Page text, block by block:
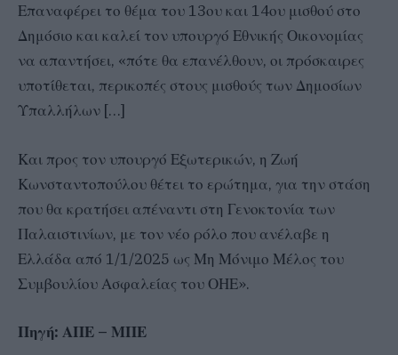
Επαναφέρει το θέμα του 13ου και 14ου μισθού στο
Δημόσιο και καλεί τον υπουργό Εθνικής Οικονομίας
να απαντήσει, «πότε θα επανέλθουν, οι πρόσκαιρες
υποτίθεται, περικοπές στους μισθούς των Δημοσίων
Υπαλλήλων […]
Και προς τον υπουργό Εξωτερικών, η Ζωή
Κωνσταντοπούλου θέτει το ερώτημα, για την στάση
που θα κρατήσει απέναντι στη Γενοκτονία των
Παλαιστινίων, με τον νέο ρόλο που ανέλαβε η
Ελλάδα από 1/1/2025 ως Μη Μόνιμο Μέλος του
Συμβουλίου Ασφαλείας του ΟΗΕ».
Πηγή: ΑΠΕ – ΜΠΕ